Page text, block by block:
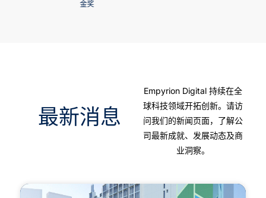
最新消息
Empyrion Digital 持续在全
球科技领域开拓创新。请访
问我们的新闻页面，了解公
司最新成就、发展动态及商
业洞察。